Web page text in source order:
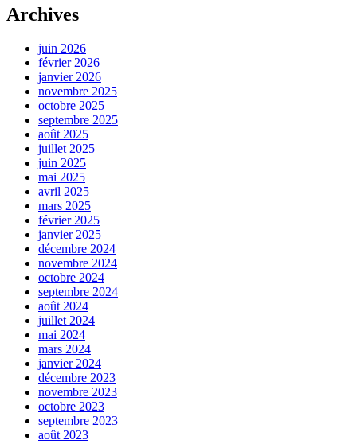
Archives
juin 2026
février 2026
janvier 2026
novembre 2025
octobre 2025
septembre 2025
août 2025
juillet 2025
juin 2025
mai 2025
avril 2025
mars 2025
février 2025
janvier 2025
décembre 2024
novembre 2024
octobre 2024
septembre 2024
août 2024
juillet 2024
mai 2024
mars 2024
janvier 2024
décembre 2023
novembre 2023
octobre 2023
septembre 2023
août 2023